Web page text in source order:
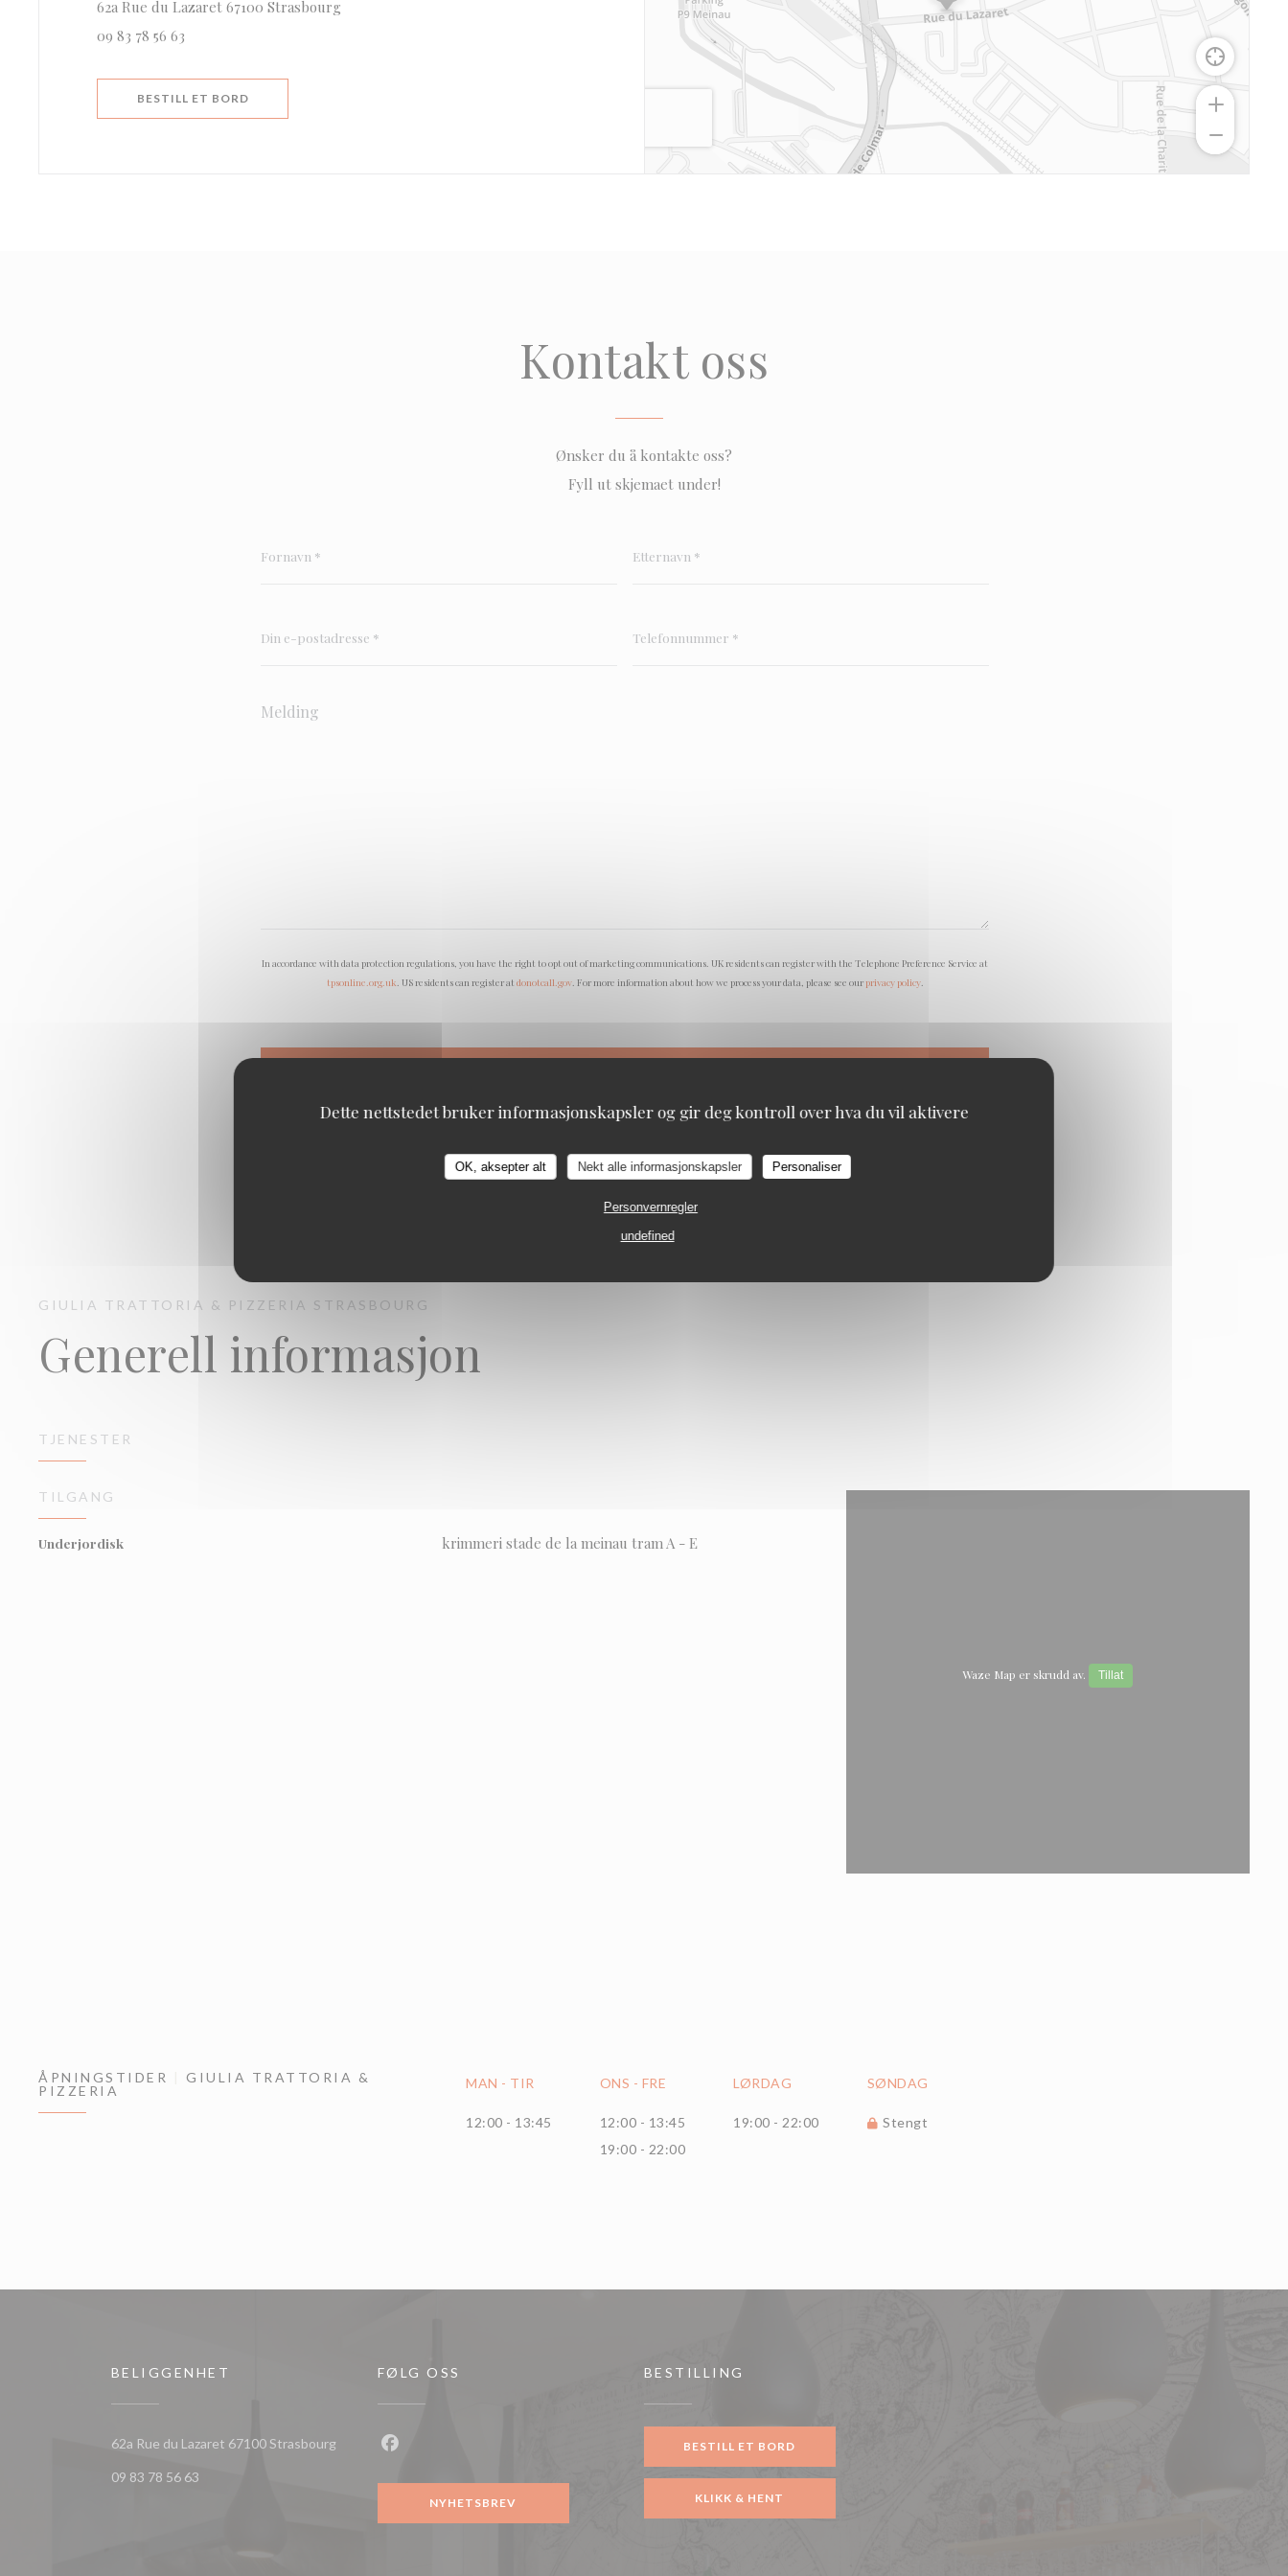
Dette nettstedet bruker informasjonskapsler og gir deg kontroll over hva du vil aktivere
OK, aksepter alt Nekt alle informasjonskapsler Personaliser
Personvernregler
undefined
62a Rue du Lazaret 67100 Strasbourg
09 83 78 56 63
BESTILL ET BORD
Kontakt oss
Ønsker du å kontakte oss?
Fyll ut skjemaet under!
In accordance with data protection regulations, you have the right to opt out of marketing communications. UK residents can register with the Telephone Preference Service at
tpsonline.org.uk. US residents can register at donotcall.gov. For more information about how we process your data, please see ourprivacy policy.
GIULIA TRATTORIA & PIZZERIA STRASBOURG
Generell informasjon
TJENESTER
TILGANG
Underjordisk krimmeri stade de la meinau tram A - E
Waze Map er skrudd av. Tillat
ÅPNINGSTIDER
GIULIA TRATTORIA &
PIZZERIA
MAN - TIR
12:00 - 13:45
ONS - FRE
12:00 - 13:45
19:00 - 22:00
LØRDAG
19:00 - 22:00
SØNDAG
Stengt
BELIGGENHET
62a Rue du Lazaret 67100 Strasbourg((åpner i et nytt vindu))
09 83 78 56 63
FØLG OSS
NYHETSBREV
BESTILLING
BESTILL ET BORD
KLIKK & HENT